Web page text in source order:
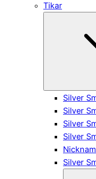
Tikar
Silver
Silver
Silver
Silver
Silver